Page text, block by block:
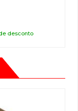
desconto